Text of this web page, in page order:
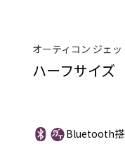
オーティコン ジェッ
ハーフサイズ
Bluetooth搭